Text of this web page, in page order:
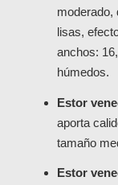
moderado,
lisas,
anchos:
húmedos.
Estor
aporta
tamaño
Estor